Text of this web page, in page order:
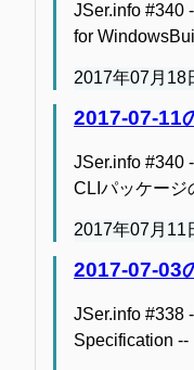
JSer.info #340
for
2017年07月18
2017-07-11
JSer.info #340
CLIパッケージ
2017年07月11
2017-07-03
JSer.info #338
Specification --